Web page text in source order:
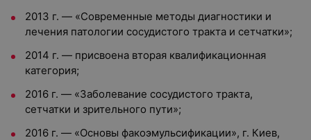
2013 г. — «Современные методы диагностики и
лечения патологии сосудистого тракта и сетчатки»;
2014 г. — присвоена вторая квалификационная
категория;
2016 г. — «Заболевание сосудистого тракта,
сетчатки и зрительного пути»;
2016 г. — «Основы факоэмульсификации», г. Киев,